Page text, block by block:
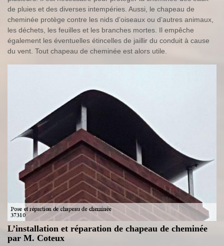
de pluies et des diverses intempéries. Aussi, le chapeau de
cheminée protège contre les nids d’oiseaux ou d’autres animaux,
les déchets, les feuilles et les branches mortes. Il empêche
également les éventuelles étincelles de jaillir du conduit à cause
du vent. Tout chapeau de cheminée est alors utile.
L’installation et réparation de chapeau de cheminée
par M. Coteux